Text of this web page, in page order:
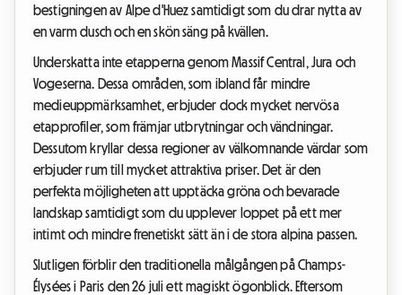
bestigningen av Alpe d'Huez samtidigt som du drar nytta av
en varm dusch och en skön säng på kvällen.
Underskatta inte etapperna genom Massif Central, Jura och
Vogeserna. Dessa områden, som ibland får mindre
medieuppmärksamhet, erbjuder dock mycket nervösa
etapprofiler, som främjar utbrytningar och vändningar.
Dessutom kryllar dessa regioner av välkomnande värdar som
erbjuder rum till mycket attraktiva priser. Det är den
perfekta möjligheten att upptäcka gröna och bevarade
landskap samtidigt som du upplever loppet på ett mer
intimt och mindre frenetiskt sätt än i de stora alpina passen.
Slutligen förblir den traditionella målgången på Champs-
Élysées i Paris den 26 juli ett magiskt ögonblick. Eftersom